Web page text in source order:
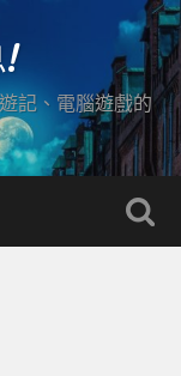
!
記、電腦遊戲的